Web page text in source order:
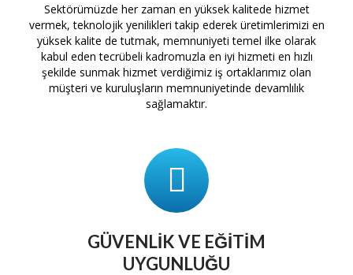
Sektörümüzde her zaman en yüksek kalitede hizmet
vermek, teknolojik yenilikleri takip ederek üretimlerimizi en
yüksek kalite de tutmak, memnuniyeti temel ilke olarak
kabul eden tecrübeli kadromuzla en iyi hizmeti en hızlı
şekilde sunmak hizmet verdiğimiz iş ortaklarımız olan
müşteri ve kuruluşların memnuniyetinde devamlılık
sağlamaktır.
GÜVENLIK VE EĞITIM
UYGUNLUĞU